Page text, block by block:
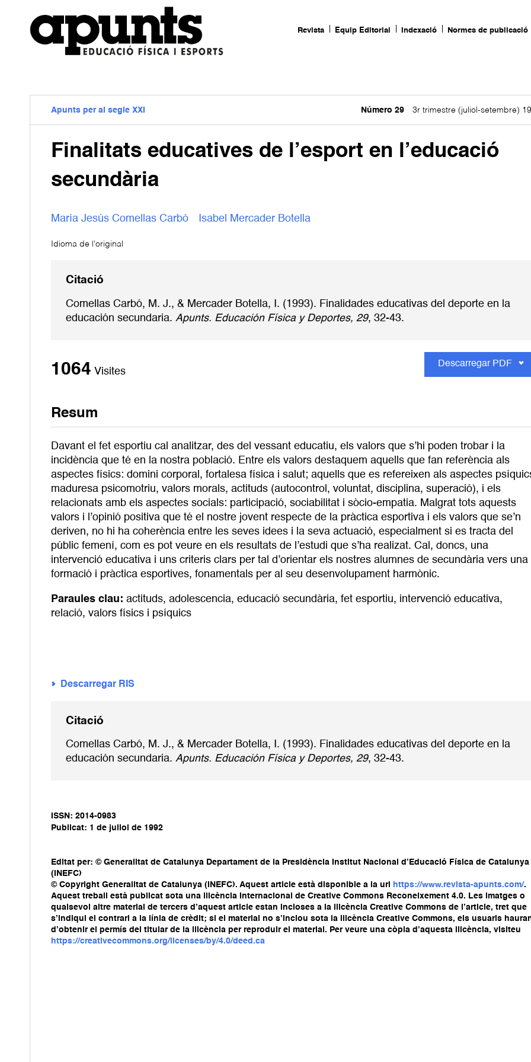
Revista Equip Editorial Indexació Normes de publicació
Apunts per al segle XXI Número 29 3r trimestre (juliol-setembre)
Finalitats educatives de l’esport en l’educació
secundària
María Jesús Comellas Carbó Isabel Mercader Botella
Idioma de l’original
Citació
Comellas Carbó, M. J., & Mercader Botella, I. (1993). Finalidades educativas del deporte en la
educación secundaria. Apunts. Educación Física y Deportes, 29, 32-43.
1064 Visites
Descarregar PDF
Resum
Davant el fet esportiu cal analitzar, des del vessant educatiu, els valors que s’hi poden trobar i la
incidència que té en la nostra població. Entre els valors destaquem aquells que fan referència als
aspectes físics: domini corporal, fortalesa física i salut; aquells que es refereixen als aspectes
maduresa psicomotriu, valors morals, actituds (autocontrol, voluntat, disciplina, superació), i els
relacionats amb els aspectes socials: participació, sociabilitat i sòcio-empatia. Malgrat tots aquests
valors i l’opinió positiva que té el nostre jovent respecte de la pràctica esportiva i els valors que se’n
deriven, no hi ha coherència entre les seves idees i la seva actuació, especialment si es tracta del
públic femení, com es pot veure en els resultats de l’estudi que s’ha realizat. Cal, doncs, una
intervenció educativa i uns criteris clars per tal d’orientar els nostres alumnes de secundària vers una
formació i pràctica esportives, fonamentals per al seu desenvolupament harmònic.
Paraules clau: actituds, adolescencia, educació secundària, fet esportiu, intervenció educativa,
relació, valors físics i psíquics
Descarregar RIS
Citació
Comellas Carbó, M. J., & Mercader Botella, I. (1993). Finalidades educativas del deporte en la
educación secundaria. Apunts. Educación Física y Deportes, 29, 32-43.
ISSN: 2014-0983
Publicat: 1 de juliol de 1992
Editat per: © Generalitat de Catalunya Departament de la Presidència Institut Nacional d’Educació Física de Catalunya
(INEFC)
© Copyright Generalitat de Catalunya (INEFC). Aquest article està disponible a la url
https://www.revista-apunts.com/.
Aquest treball està publicat sota una llicència Internacional de Creative Commons Reconeixement 4.0. Les imatges o
qualsevol altre material de tercers d’aquest article estan incloses a la llicència Creative Commons de l’article, tret que
s’indiqui el contrari a la línia de crèdit; si el material no s’inclou sota la llicència Creative Commons, els usuaris
d’obtenir el permís del titular de la llicència per reproduir el material. Per veure una còpia d’aquesta llicència, visiteu
https://creativecommons.org/licenses/by/4.0/deed.ca